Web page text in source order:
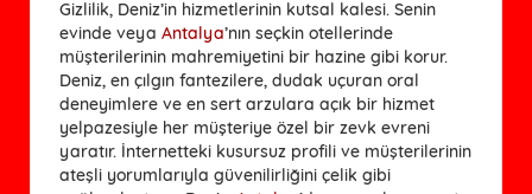
Gizlilik, Deniz’in hizmetlerinin kutsal kalesi. Senin
evinde veya Antalya’nın seçkin otellerinde
müşterilerinin mahremiyetini bir hazine gibi korur.
Deniz, en çılgın fantezilere, dudak uçuran oral
deneyimlere ve en sert arzulara açık bir hizmet
yelpazesiyle her müşteriye özel bir zevk evreni
yaratır. İnternetteki kusursuz profili ve müşterilerinin
ateşli yorumlarıyla güvenilirliğini çelik gibi